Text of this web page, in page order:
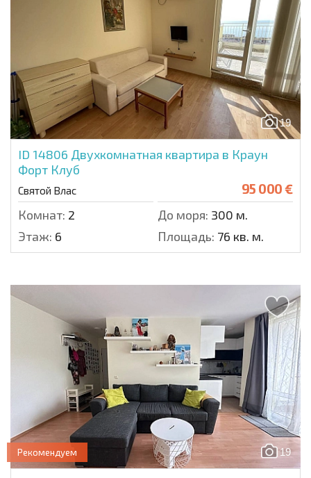
19
ID 14806 Двухкомнатная квартира в Краун
Форт Клуб
Святой Влас 95 000 €
Комнат: 2 До моря: 300 м.
Этаж: 6 Площадь: 76 кв. м.
19
Рекомендуем